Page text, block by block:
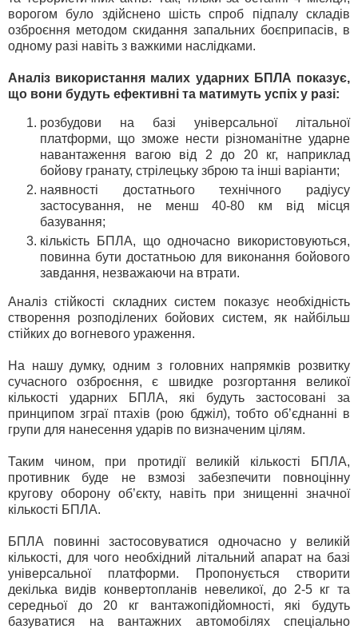
ворогом було здійснено шість спроб підпалу складів
озброєння методом скидання запальних боєприпасів, в
одному разі навіть з важкими наслідками.
Аналіз використання малих ударних БПЛА показує,
що вони будуть ефективні та матимуть успіх у разі:
розбудови на базі універсальної літальної
платформи, що зможе нести різноманітне ударне
навантаження вагою від 2 до 20 кг, наприклад
бойову гранату, стрілецьку зброю та інші варіанти;
наявності достатнього технічного радіусу
застосування, не менш 40-80 км від місця
базування;
кількість БПЛА, що одночасно використовуються,
повинна бути достатньою для виконання бойового
завдання, незважаючи на втрати.
Аналіз стійкості складних систем показує необхідність
створення розподілених бойових систем, як найбільш
стійких до вогневого ураження.
На нашу думку, одним з головних напрямків розвитку
сучасного озброєння, є швидке розгортання великої
кількості ударних БПЛА, які будуть застосовані за
принципом зграї птахів (рою бджіл), тобто об’єднанні в
групи для нанесення ударів по визначеним цілям.
Таким чином, при протидії великій кількості БПЛА,
противник буде не взмозі забезпечити повноцінну
кругову оборону об’єкту, навіть при знищенні значної
кількості БПЛА.
БПЛА повинні застосовуватися одночасно у великій
кількості, для чого необхідний літальний апарат на базі
універсальної платформи. Пропонується створити
декілька видів конвертопланів невеликої, до 2-5 кг та
середньої до 20 кг вантажопідйомності, які будуть
базуватися на вантажних автомобілях спеціально